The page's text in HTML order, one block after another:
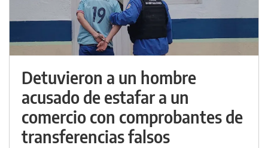
Detuvieron a un hombre
acusado de estafar a un
comercio con comprobantes de
transferencias falsos